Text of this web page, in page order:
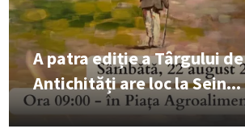
A patra ediție a Târgului de
Antichități are loc la Sein...